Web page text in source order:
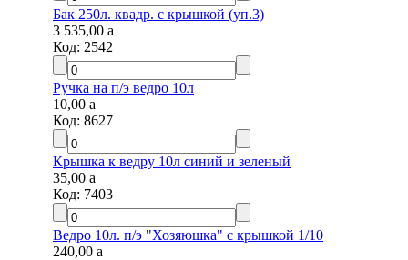
Бак 250л. квадр. с крышкой (уп.3)
3 535,00a
Код:2542
Ручка на п/э ведро 10л
10,00a
Код:8627
Крышка к ведру 10л синий и зеленый
35,00a
Код:7403
Ведро 10л. п/э "Хозяюшка" с крышкой 1/10
240,00a